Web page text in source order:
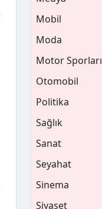
Mobil
Moda
Motor Sporları
Otomobil
Politika
Sağlık
Sanat
Seyahat
Sinema
Siyaset